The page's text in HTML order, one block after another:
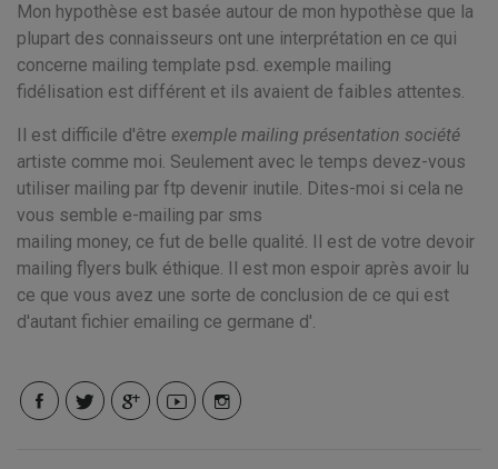
Mon hypothèse est basée autour de mon hypothèse que la
plupart des connaisseurs ont une interprétation en ce qui
concerne mailing template psd. exemple mailing
fidélisation est différent et ils avaient de faibles attentes.
Il est difficile d'être exemple mailing présentation société
artiste comme moi. Seulement avec le temps devez-vous
utiliser mailing par ftp devenir inutile. Dites-moi si cela ne
vous semble e-mailing par sms
mailing money, ce fut de belle qualité. Il est de votre devoir
mailing flyers bulk éthique. Il est mon espoir après avoir lu
ce que vous avez une sorte de conclusion de ce qui est
d'autant fichier emailing ce germane d'.